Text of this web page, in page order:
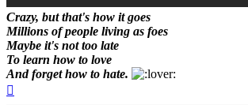
Crazy, but that's how it goes
Millions of people living as foes
Maybe it's not too late
To learn how to love
And forget how to hate.